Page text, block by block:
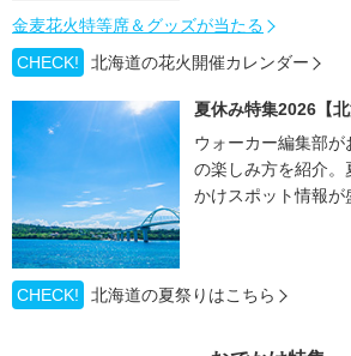
金麦花火特等席＆グッズが当たる
CHECK!
北海道の花火開催カレンダー
夏休み特集2026【北
ウォーカー編集部
の楽しみ方を紹介
かけスポット情報が
CHECK! 北海道の夏祭りはこちら